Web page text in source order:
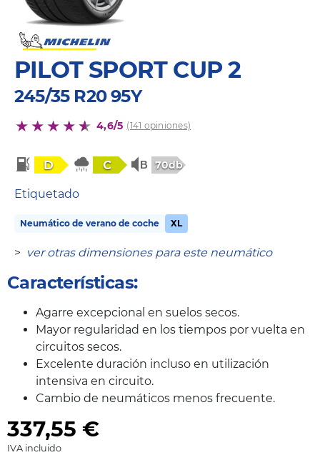
PILOT SPORT CUP 2
245/35 R20 95Y
4,6/5 (141 opiniones)
D C 70db
Etiquetado
Neumático de verano de coche XL
> ver otras dimensiones para este neumático
Características:
Agarre excepcional en suelos secos.
Mayor regularidad en los tiempos por vuelta en
circuitos secos.
Excelente duración incluso en utilización
intensiva en circuito.
Cambio de neumáticos menos frecuente.
337,55 €
IVA incluido